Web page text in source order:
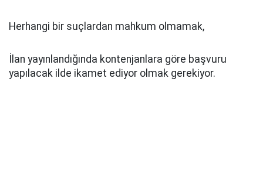
Herhangi bir suçlardan mahkum olmamak,
İlan yayınlandığında kontenjanlara göre başvuru
yapılacak ilde ikamet ediyor olmak gerekiyor.